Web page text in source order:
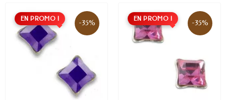
EN PROMO ! -35% EN PROMO ! -35%